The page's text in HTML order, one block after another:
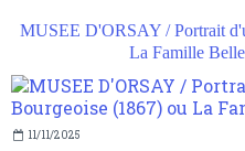
MUSEE D'ORSAY / Portrait
La Famille
11/11/2025